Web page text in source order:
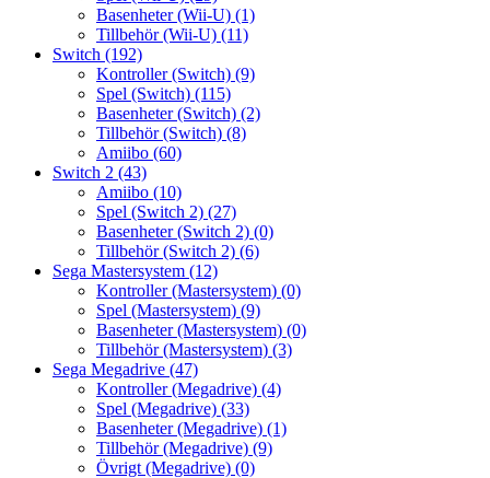
Basenheter (Wii-U) (1)
Tillbehör (Wii-U) (11)
Switch (192)
Kontroller (Switch) (9)
Spel (Switch) (115)
Basenheter (Switch) (2)
Tillbehör (Switch) (8)
Amiibo (60)
Switch 2 (43)
Amiibo (10)
Spel (Switch 2) (27)
Basenheter (Switch 2) (0)
Tillbehör (Switch 2) (6)
Sega Mastersystem (12)
Kontroller (Mastersystem) (0)
Spel (Mastersystem) (9)
Basenheter (Mastersystem) (0)
Tillbehör (Mastersystem) (3)
Sega Megadrive (47)
Kontroller (Megadrive) (4)
Spel (Megadrive) (33)
Basenheter (Megadrive) (1)
Tillbehör (Megadrive) (9)
Övrigt (Megadrive) (0)